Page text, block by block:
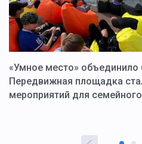
«Умное место» объединило
Передвижная площадка
мероприятий для